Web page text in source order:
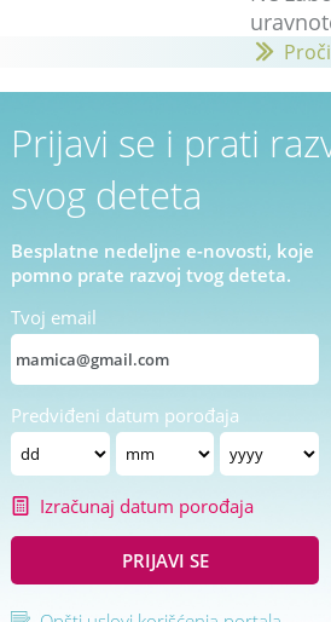
Prijavi se i prati
svog deteta
Besplatne nedeljne e-novosti, koje
pomno prate razvoj tvog deteta.
Tvoj email
Predviđeni datum porođaja
Izračunaj datum porođaja
PRIJAVI SE